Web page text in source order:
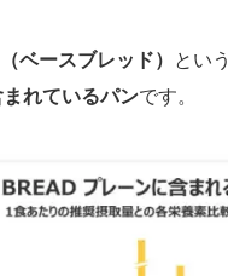
ベースブレッド） という
れているパンです。